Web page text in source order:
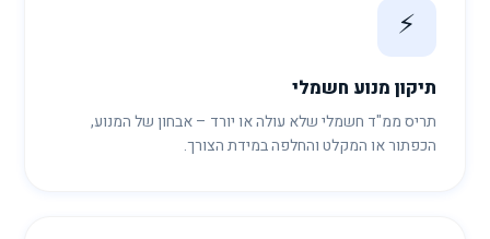
⚡
תיקון מנוע חשמלי
תריס ממ"ד חשמלי שלא עולה או יורד – אבחון של המנוע,
הכפתור או המקלט והחלפה במידת הצורך.